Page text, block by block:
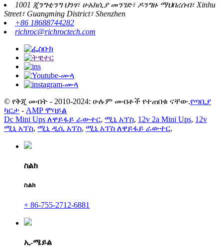
1001 ጂንግቲንግ ህንፃ፣ ሁአክሲያ መንገድ፣ ዶንግዙ ማህበረሰብ፣ Xinhu
Street፣ Guangming District፣ Shenzhen
+86 18688744282
richroc@richroctech.com
© የቅጂ መብት - 2010-2024: ሁሉም መብቶች የተጠበቁ ናቸው.የጣቢያ
ካርታ - AMP ሞባይል
Dc Mini Ups ለዋይፋይ ራውተር, ሚኒ አፕስ, 12v 2a Mini Ups, 12v
ሚኒ አፕስ, ሚኒ ዲሲ አፕስ, ሚኒ አፕስ ለዋይፋይ ራውተር,
ስልክ
ስልክ
+ 86-755-2712-6881
ኢ-ሜይል